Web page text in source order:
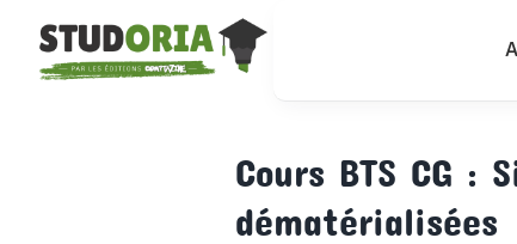
contenu
Cours BTS CG
dématérialisées